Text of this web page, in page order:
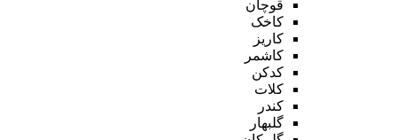
قوچان
کاخک
کاریز
کاشمر
کدکن
کلات
کندر
گلبهار